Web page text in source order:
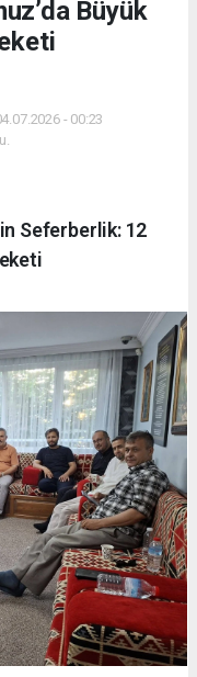
Büyük
- 00:23
Seferberlik: 12